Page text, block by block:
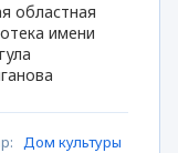
областная
имени
Дом культуры